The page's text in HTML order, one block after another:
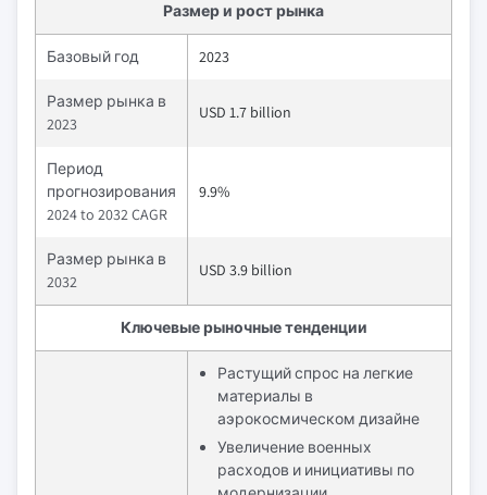
Размер и рост рынка
Базовый год 2023
Размер рынка в
2023
USD 1.7 billion
Период
прогнозирования
2024 to 2032 CAGR
9.9%
Размер рынка в
2032
USD 3.9 billion
Ключевые рыночные тенденции
Растущий спрос на легкие
материалы в
аэрокосмическом дизайне
Увеличение военных
расходов и инициативы по